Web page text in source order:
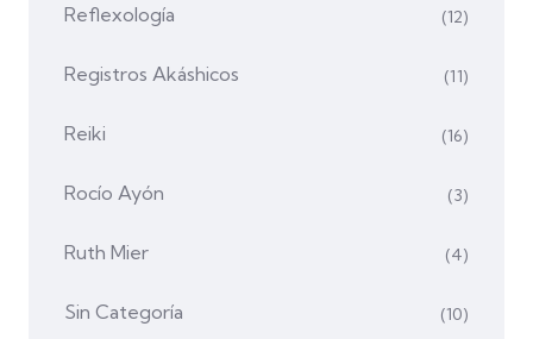
Reflexología (12)
Registros Akáshicos (11)
Reiki (16)
Rocío Ayón (3)
Ruth Mier (4)
Sin Categoría (10)